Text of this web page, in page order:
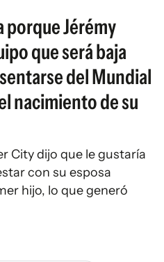
porque Jérémy
que será baja
del Mundial
nacimiento de su
City dijo que le gustaría
con su esposa
hijo, lo que generó